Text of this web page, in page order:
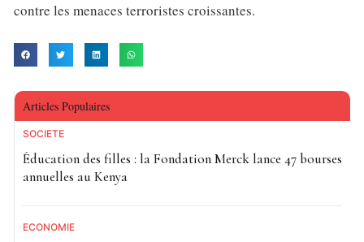
contre les menaces terroristes croissantes.
Articles Populaires
SOCIETE
Éducation des filles : la Fondation Merck lance 47 bourses
annuelles au Kenya
ECONOMIE